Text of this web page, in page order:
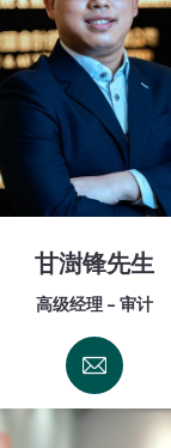
甘澍锋先生
高级经理 - 审计